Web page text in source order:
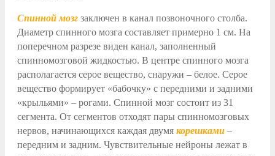
Спинной мозг заключен в канал позвоночного столба.
Диаметр спинного мозга составляет примерно 1 см. На
поперечном разрезе виден канал, заполненный
спинномозговой жидкостью. В центре спинного мозга
располагается серое вещество, снаружи – белое. Серое
вещество формирует «бабочку» с передними и задними
«крыльями» – рогами. Спинной мозг состоит из 31
сегмента. От сегментов отходят пары спинномозговых
нервов, начинающихся каждая двумя корешками –
передним и задним. Чувствительные нейроны лежат в